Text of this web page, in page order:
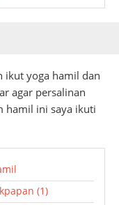
ikut yoga hamil dan
agar persalinan
hamil ini saya ikuti
(1)